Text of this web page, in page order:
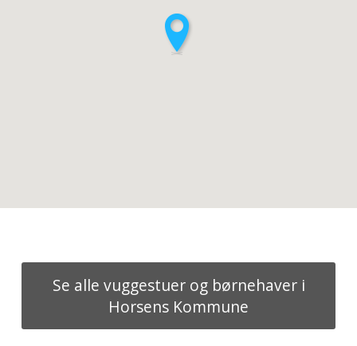
Se alle vuggestuer og børnehaver i
Horsens Kommune